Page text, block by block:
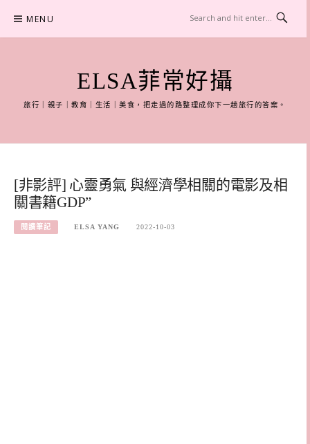
content
MENU
ELSA菲常好攝
旅行｜親子｜教育｜生活｜美食，把走過的路整理成你下一趟旅行的答案。
[非影評] 心靈勇氣 與經濟學相關的電影及相
關書籍GDP”
閱讀筆記 ELSA YANG 2022-10-03